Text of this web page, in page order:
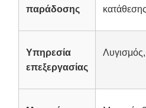
παράδοσης
Υπηρεσία
επεξεργασίας